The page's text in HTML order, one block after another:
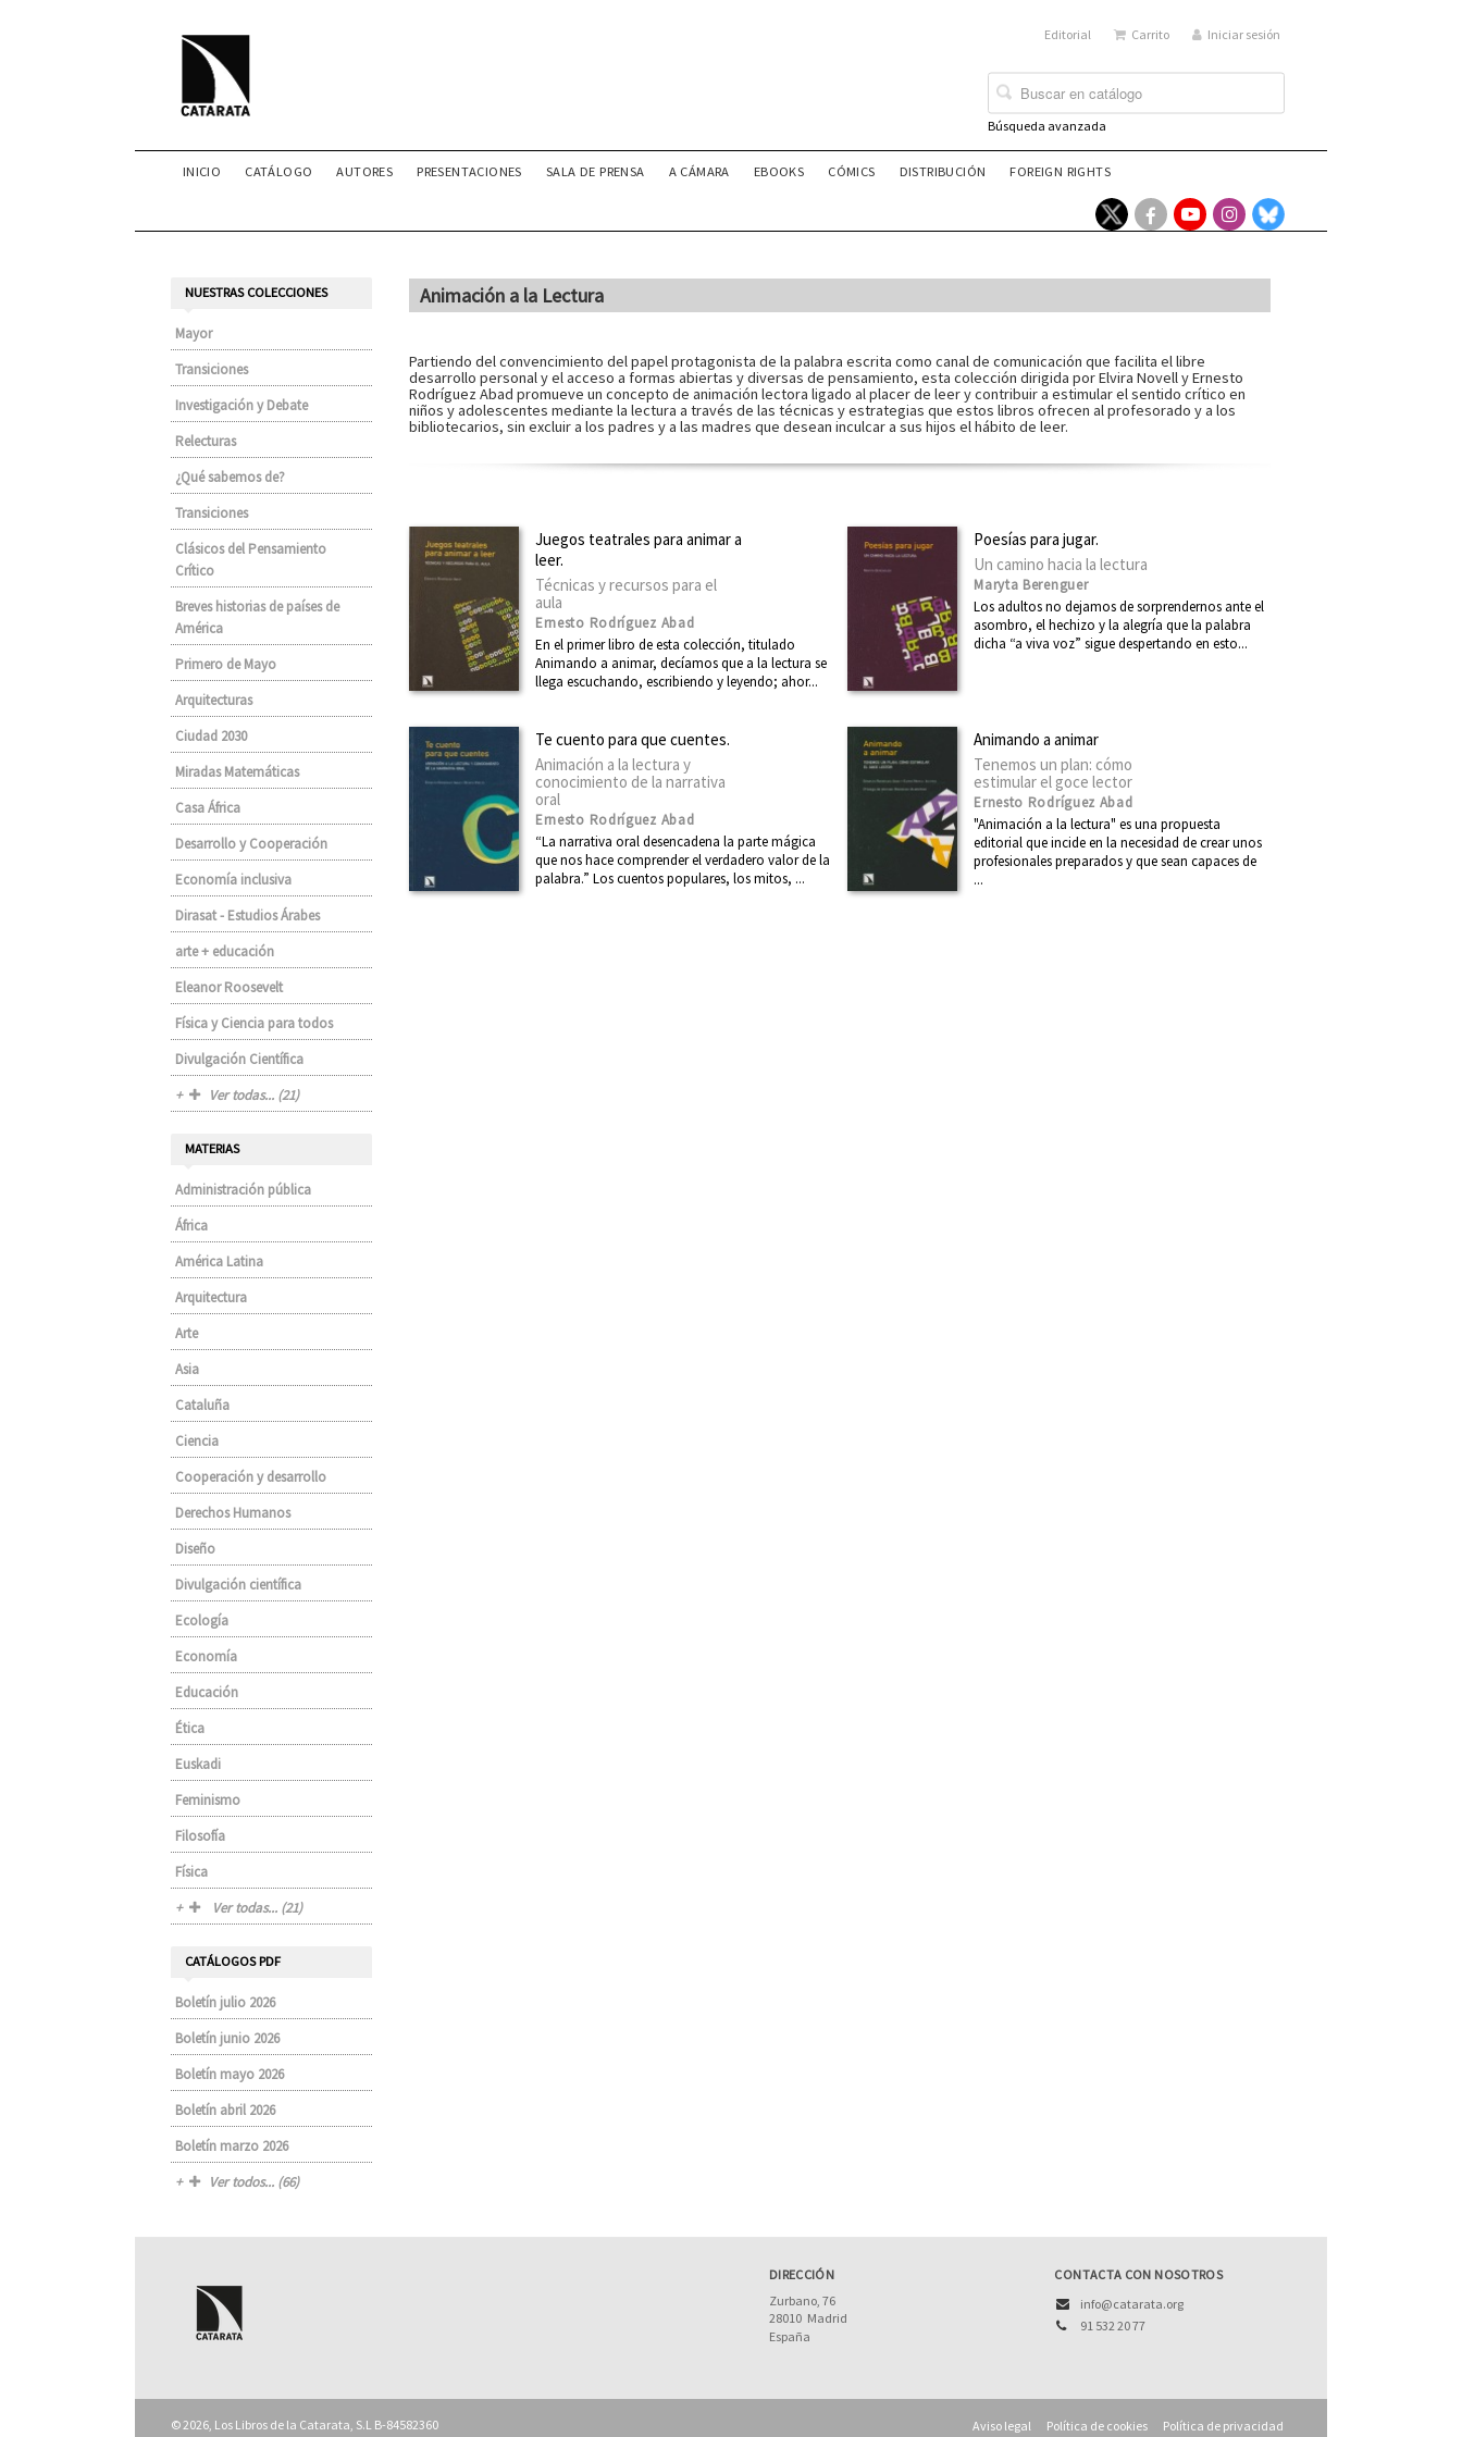
Editorial Carrito Iniciar sesión
Búsqueda avanzada
INICIO CATÁLOGO AUTORES PRESENTACIONES SALA DE PRENSA A CÁMARA EBOOKS CÓMICS DISTRIBUCIÓN FOREIGN RIGHTS
NUESTRAS COLECCIONES
Mayor
Transiciones
Investigación y Debate
Relecturas
¿Qué sabemos de?
Transiciones
Clásicos del Pensamiento
Crítico
Breves historias de países de
América
Primero de Mayo
Arquitecturas
Ciudad 2030
Miradas Matemáticas
Casa África
Desarrollo y Cooperación
Economía inclusiva
Dirasat - Estudios Árabes
arte + educación
Eleanor Roosevelt
Física y Ciencia para todos
Divulgación Científica
Ver todas... (21)
MATERIAS
Administración pública
África
América Latina
Arquitectura
Arte
Asia
Cataluña
Ciencia
Cooperación y desarrollo
Derechos Humanos
Diseño
Divulgación científica
Ecología
Economía
Educación
Ética
Euskadi
Feminismo
Filosofía
Física
Ver todas... (21)
CATÁLOGOS PDF
Boletín julio 2026
Boletín junio 2026
Boletín mayo 2026
Boletín abril 2026
Boletín marzo 2026
Ver todos... (66)
Animación a la Lectura
Partiendo del convencimiento del papel protagonista de la palabra escrita como canal de comunicación que facilita el libre
desarrollo personal y el acceso a formas abiertas y diversas de pensamiento, esta colección dirigida por Elvira Novell y Ernesto
Rodríguez Abad promueve un concepto de animación lectora ligado al placer de leer y contribuir a estimular el sentido crítico en
niños y adolescentes mediante la lectura a través de las técnicas y estrategias que estos libros ofrecen al profesorado y a los
bibliotecarios, sin excluir a los padres y a las madres que desean inculcar a sus hijos el hábito de leer.
Juegos teatrales para animar a
leer.
Técnicas y recursos para el
aula
Ernesto Rodríguez Abad
En el primer libro de esta colección, titulado
Animando a animar, decíamos que a la lectura se
llega escuchando, escribiendo y leyendo; ahor...
Poesías para jugar.
Un camino hacia la lectura
Maryta Berenguer
Los adultos no dejamos de sorprendernos ante el
asombro, el hechizo y la alegría que la palabra
dicha “a viva voz” sigue despertando en esto...
Te cuento para que cuentes.
Animación a la lectura y
conocimiento de la narrativa
oral
Ernesto Rodríguez Abad
“La narrativa oral desencadena la parte mágica
que nos hace comprender el verdadero valor de la
palabra.” Los cuentos populares, los mitos, ...
Animando a animar
Tenemos un plan: cómo
estimular el goce lector
Ernesto Rodríguez Abad
"Animación a la lectura" es una propuesta
editorial que incide en la necesidad de crear unos
profesionales preparados y que sean capaces de
...
DIRECCIÓN
Zurbano, 76
28010 Madrid
España
CONTACTA CON NOSOTROS
info@catarata.org
91 532 20 77
© 2026, Los Libros de la Catarata, S.L B-84582360 Aviso legal Política de cookies Política de privacidad